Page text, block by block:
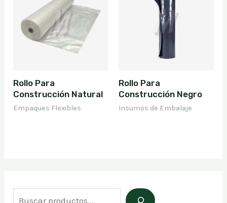
Rollo Para
Construcción Natural
Empaques Flexibles
Rollo Para
Construcción Negro
Insumos de Embalaje